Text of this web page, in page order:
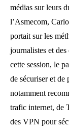
médias sur leurs
l’Asmecom,
portait sur les
journalistes et
cette session, le
de sécuriser et
notamment
trafic internet, de
des VPN pour